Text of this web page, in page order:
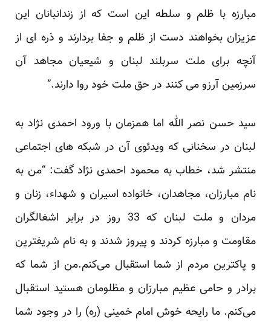
مبارزه با ظلم و سلطه این است که از زندانبانان این
عزیزان بخواهند دست از ظلم و جفا بردارند و ذره ای از
آنچه برای ملت سربلند لبنان و شیعیان مجاهد آن
سرزمین آرزو می کنند در حق ملت خود روا دارند.”
سید حسن نصر الله اما همزمان با ورود احمدی نژاد به
لبنان در سخنانی که ویدئوی آن در شبکه های اجتماعی
منتشر شد، خطاب به محمود احمدی نژاد گفت: “من به
نام مبارزان، مجاهدان، خانواده اسیران و شهداء، زنان و
مردان و ملت لبنان که 33 روز در برابر اشغالگران
مقاومت و مبارزه کردند و پیروز شدند و به نام شریفترین
و پاکترین مردم از شما استقبال می‌کنم.من از شما که
برادر و حامی عظیم مبارزان و مظلومان هستید استقبال
می‌کنم. ما رایحه خوش امام خمینی (ره) را در وجود شما